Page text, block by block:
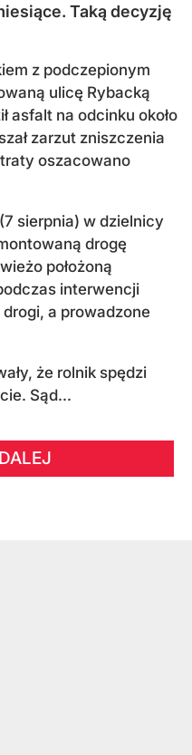
Taką decyzję
z podczepionym
ulicę Rybacką
asfalt na odcinku około
zarzut zniszczenia
oszacowano
sierpnia) w dzielnicy
drogę
położoną
interwencji
drogi, a prowadzone
że rolnik spędzi
Sąd...